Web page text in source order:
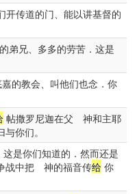
开传道的门、能以讲基督的
弟兄、多多的劳苦．这是
的教会、叫他们也念．你
帖撒罗尼迦在父 神和主耶
你们。
是你们知道的．然而还是
战中把 神的福音传给你